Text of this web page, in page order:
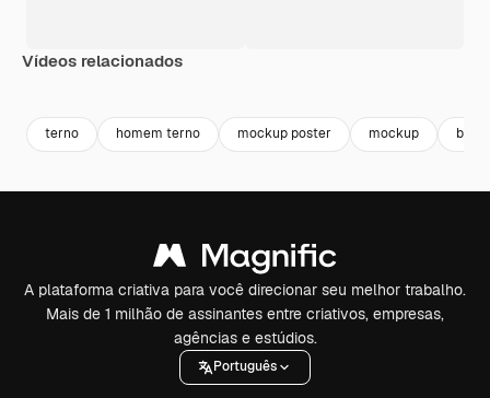
Vídeos relacionados
terno homem terno mockup poster mockup
A plataforma criativa para você direcionar seu melhor trabalho.
Mais de 1 milhão de assinantes entre criativos, empresas,
agências e estúdios.
Português